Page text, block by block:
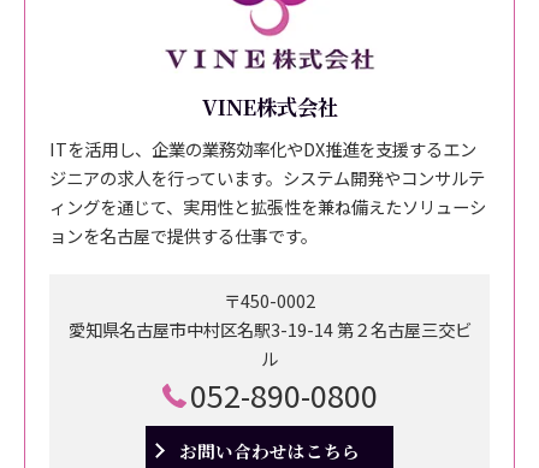
VINE株式会社
ITを活用し、企業の業務効率化やDX推進を支援するエン
ジニアの求人を行っています。システム開発やコンサルテ
ィングを通じて、実用性と拡張性を兼ね備えたソリューシ
ョンを名古屋で提供する仕事です。
〒450-0002
愛知県名古屋市中村区名駅3-19-14 第２名古屋三交ビ
ル
052-890-0800
お問い合わせはこちら